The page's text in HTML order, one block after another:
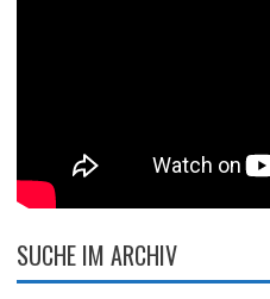
SUCHE IM ARCHIV